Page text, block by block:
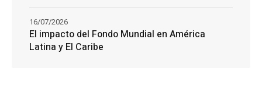
El impacto del Fondo Mundial en América
Latina y El Caribe
16/07/2026